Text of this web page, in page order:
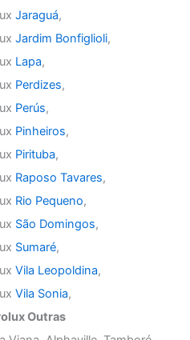
Jaraguá,
Jardim Bonfiglioli,
Lapa,
Perdizes,
Perús,
Pinheiros,
Pirituba,
Raposo Tavares,
Rio Pequeno,
São Domingos,
Sumaré,
Vila Leopoldina,
Vila Sonia,
Outras